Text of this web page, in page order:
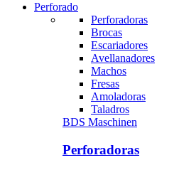
Perforado
Perforadoras
Brocas
Escariadores
Avellanadores
Machos
Fresas
Amoladoras
Taladros
BDS Maschinen
Perforadoras